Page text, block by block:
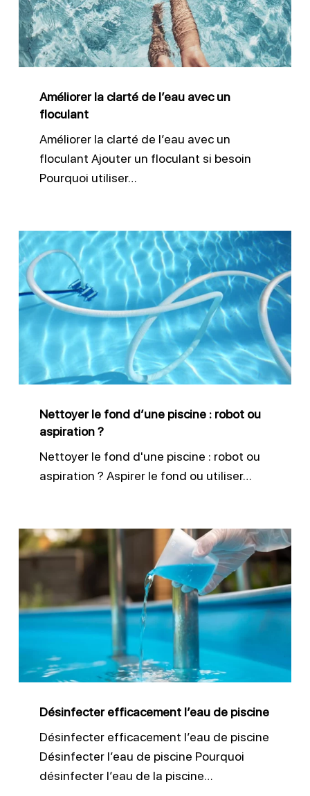
l’eau
avec
un
Améliorer la clarté de l’eau avec un
floculant
Améliorer la clarté de l’eau avec un
floculant Ajouter un floculant si besoin
Pourquoi utiliser…
Nettoyer
le
fond
d’une
piscine
robot
aspiration
Nettoyer le fond d’une piscine : robot ou
aspiration ?
Nettoyer le fond d'une piscine : robot ou
aspiration ? Aspirer le fond ou utiliser…
Désinfecter
efficacement
l’eau
de
piscine
Désinfecter efficacement l’eau de piscine
Désinfecter efficacement l’eau de piscine
Désinfecter l’eau de piscine Pourquoi
désinfecter l’eau de la piscine…